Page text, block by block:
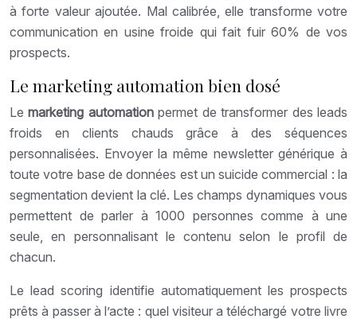
à forte valeur ajoutée. Mal calibrée, elle transforme votre
communication en usine froide qui fait fuir 60% de vos
prospects.
Le marketing automation bien dosé
Lemarketing automationpermet de transformer des leads
froids en clients chauds grâce à des séquences
personnalisées. Envoyer la même newsletter générique à
toute votre base de données est un suicide commercial : la
segmentation devient la clé. Les champs dynamiques vous
permettent de parler à 1000 personnes comme à une
seule, en personnalisant le contenu selon le profil de
chacun.
Le lead scoring identifie automatiquement les prospects
prêts à passer à l’acte : quel visiteur a téléchargé votre livre